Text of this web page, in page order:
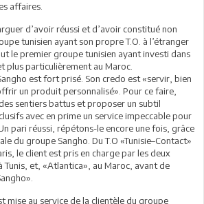
affaires.
d’avoir réussi et d’avoir constitué non
tunisien ayant son propre T.O. à l’étranger
le premier groupe tunisien ayant investi dans
plus particulièrement au Maroc.
est fort prisé. Son credo est «servir, bien
un produit personnalisé». Pour ce faire,
sentiers battus et proposer un subtil
avec en prime un service impeccable pour
pari réussi, répétons-le encore une fois, grâce
du groupe Sangho. Du T.O «Tunisie–Contact»
le client est pris en charge par les deux
Tunis, et, «Atlantica», au Maroc, avant de
mise au service de la clientèle du groupe